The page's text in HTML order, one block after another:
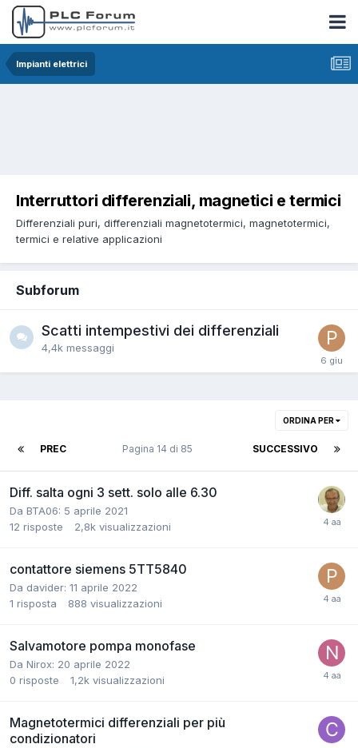
Impianti elettrici
Interruttori differenziali, magnetici e termici
Differenziali puri, differenziali magnetotermici, magnetotermici,
termici e relative applicazioni
Subforum
Scatti intempestivi dei differenziali
4,4k messaggi
ORDINA PER
PREC SUCCESSIVO
Pagina 14 di 85
Diff. salta ogni 3 sett. solo alle 6.30
Da BTA06: 5 aprile 2021
12 risposte 2,8k visualizzazioni
contattore siemens 5TT5840
Da davider: 11 aprile 2022
1 risposta 888 visualizzazioni
Salvamotore pompa monofase
Da Nirox: 20 aprile 2022
0 risposte 1,2k visualizzazioni
Magnetotermici differenziali per più
condizionatori